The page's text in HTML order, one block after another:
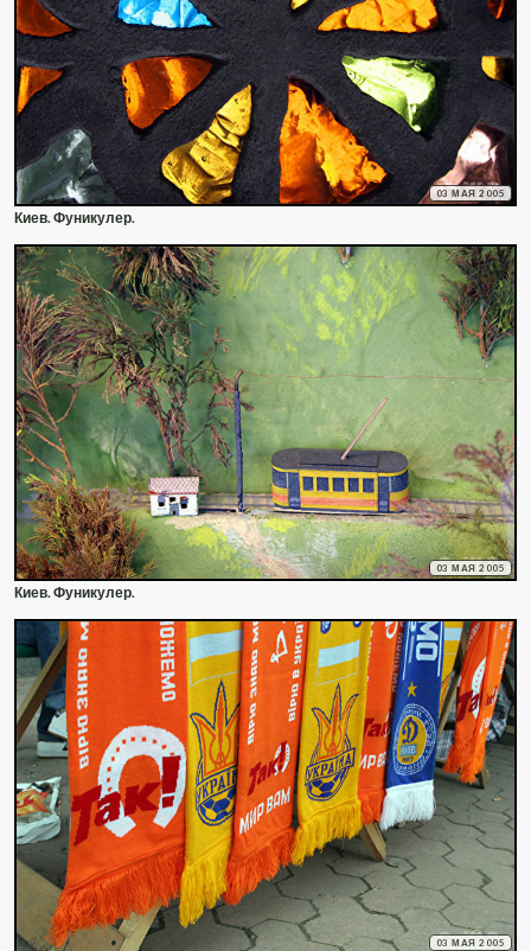
03 МАЯ 2005
Киев. Фуникулер.
03 МАЯ 2005
Киев. Фуникулер.
03 МАЯ 2005